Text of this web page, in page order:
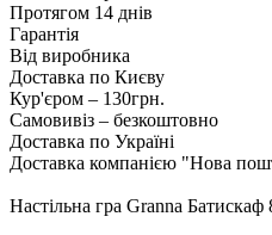
Протягом 14 днів
Гарантія
Від виробника
Доставка по Києву
Кур'єром – 130грн.
Самовивіз – безкоштовно
Доставка по Україні
Доставка компанією "Нова
Настільна гра Granna Батискаф